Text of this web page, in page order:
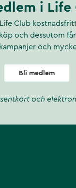
i Life
Club
och dessutom
och
Bli medlem
och